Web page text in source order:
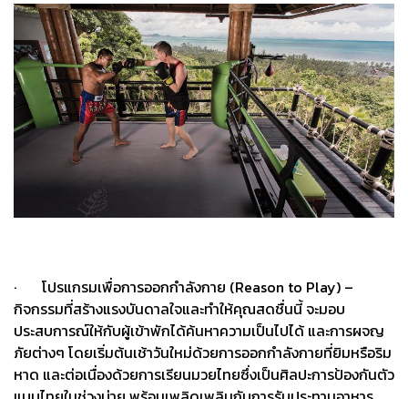
· โปรแกรมเพื่อการออกกำลังกาย (Reason to Play) –
กิจกรรมที่สร้างแรงบันดาลใจและทำให้คุณสดชื่นนี้ จะมอบ
ประสบการณ์ให้กับผู้เข้าพักได้ค้นหาความเป็นไปได้ และการผจญ
ภัยต่างๆ โดยเริ่มต้นเช้าวันใหม่ด้วยการออกกำลังกายที่ยิมหรือริม
หาด และต่อเนื่องด้วยการเรียนมวยไทยซึ่งเป็นศิลปะการป้องกันตัว